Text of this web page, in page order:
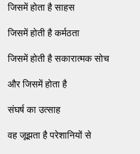
जिसमें होता है साहस
जिसमें होती है कर्मठता
जिसमें होती है सकारात्मक सोच
और जिसमें होता है
संघर्ष का उत्साह
वह जूझता है परेशानियों से